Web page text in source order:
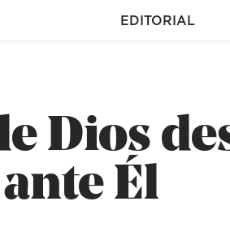
EDITORIAL
Dios
Él